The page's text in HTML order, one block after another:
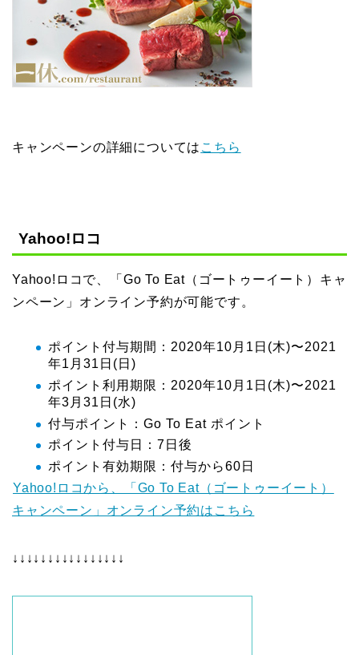
キャンペーンの詳細については こちら
Yahoo!ロコ
Yahoo!ロコで、「Go To Eat（ゴートゥーイート）キャ
ンペーン」オンライン予約が可能です。
ポイント付与期間：2020年10月1日(木)〜2021
年1月31日(日)
ポイント利用期限：2020年10月1日(木)〜2021
年3月31日(水)
付与ポイント：Go To Eat ポイント
ポイント付与日：7日後
ポイント有効期限：付与から60日
Yahoo!ロコから、「Go To Eat（ゴートゥーイート）
キャンペーン」オンライン予約はこちら
↓↓↓↓↓↓↓↓↓↓↓↓↓↓↓↓